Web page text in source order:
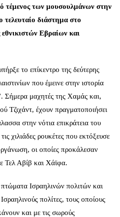
τέμενος των μουσουλμάνων στην
τελευταίο διάστημα στο
εθνικιστών Εβραίων και
το επίκεντρο της δεύτερης
που έμεινε στην ιστορία
. Σήμερα μαχητές της Χαμάς και,
Τζιχάντ, έχουν πραγματοποιήσει
στην νότια επικράτεια του
χιλιάδες ρουκέτες που εκτόξευσε
οι οποίες προκάλεσαν
Τελ Αβίβ και Χάϊφα.
Ισραηλινών πολιτών και
πολίτες, τους οποίους
και με τις σωρούς